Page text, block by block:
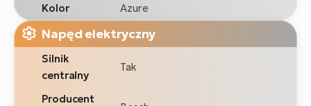
Kolor
Azure
Napęd elektryczny
Silnik
centralny
Tak
Producent